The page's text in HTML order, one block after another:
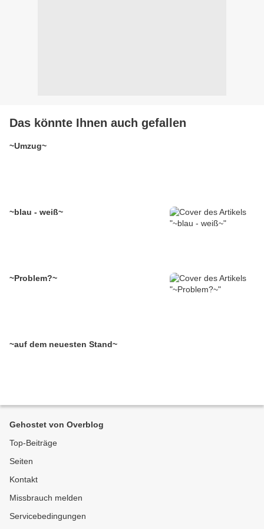
Das könnte Ihnen auch gefallen
~Umzug~
~blau - weiß~
~Problem?~
~auf dem neuesten Stand~
Gehostet von Overblog
Top-Beiträge
Seiten
Kontakt
Missbrauch melden
Servicebedingungen